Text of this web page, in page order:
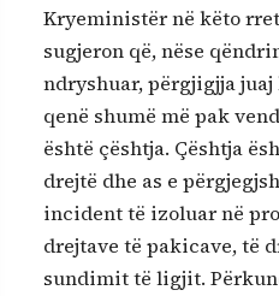
Kryeministër në këto
sugjeron që, nëse
ndryshuar, përgjigjja
qenë shumë më pak
është çështja. Çështja
drejtë dhe as e
incident të izoluar në
drejtave të pakicave, të
sundimit të ligjit.